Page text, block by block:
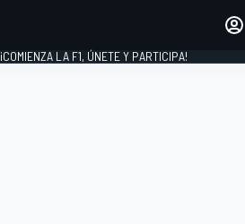
¡COMIENZA LA F1, ÚNETE Y PARTICIPA!